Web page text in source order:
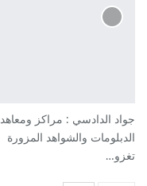
جواد الدادسي : مراكز ومعاهد
الدبلومات والشواهد المزورة
تغزو…